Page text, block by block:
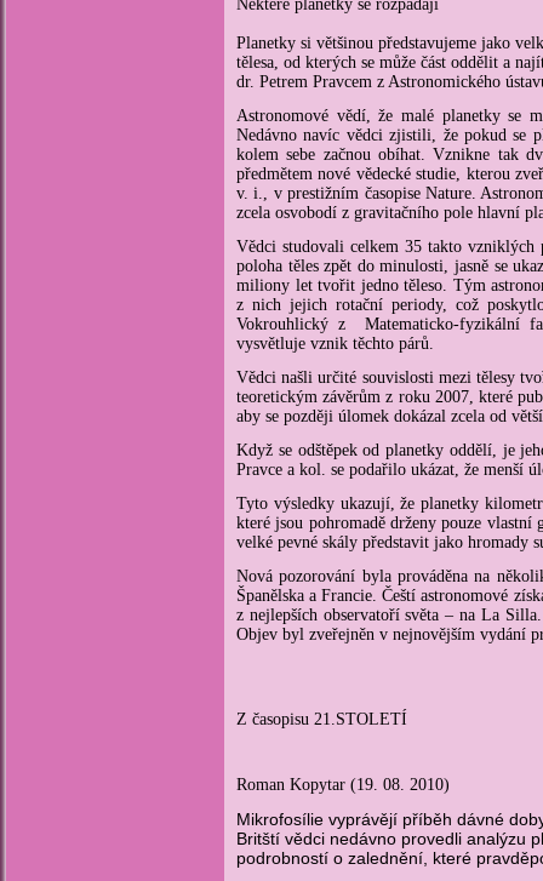
Některé planetky se rozpadají
Planetky si většinou představujeme jako
tělesa, od kterých se může část oddělit a
dr. Petrem Pravcem z Astronomického
Astronomové vědí, že malé planetky se
Nedávno navíc vědci zjistili, že pokud se
kolem sebe začnou obíhat. Vznikne tak
předmětem nové vědecké studie, kterou
v. i., v prestižním časopise Nature.
zcela osvobodí z gravitačního pole hlavní
Vědci studovali celkem 35 takto vzniklých
poloha těles zpět do minulosti, jasně se
miliony let tvořit jedno těleso. Tým
z nich jejich rotační periody, což
Vokrouhlický z Matematicko-fyzikální
vysvětluje vznik těchto párů.
Vědci našli určité souvislosti mezi tělesy
teoretickým závěrům z roku 2007, které
aby se později úlomek dokázal zcela od
Když se odštěpek od planetky oddělí, je
Pravce a kol. se podařilo ukázat, že menší
Tyto výsledky ukazují, že planetky
které jsou pohromadě drženy pouze vlastní
velké pevné skály představit jako hromady
Nová pozorování byla prováděna na
Španělska a Francie. Čeští astronomové
z nejlepších observatoří světa – na La
Objev byl zveřejněn v nejnovějším vydání
Z časopisu 21.STOLETÍ
Roman Kopytar (19. 08. 2010)
Mikrofosílie vyprávějí příběh dávné
Britští vědci nedávno provedli analýzu
podrobností o zalednění, které